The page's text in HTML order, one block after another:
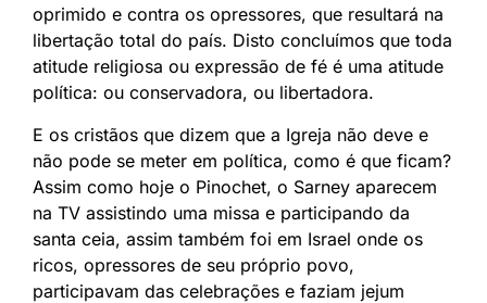
oprimido e contra os opressores, que resultará na
libertação total do país. Disto concluímos que toda
atitude religiosa ou expressão de fé é uma atitude
política: ou conservadora, ou libertadora.
E os cristãos que dizem que a Igreja não deve e
não pode se meter em política, como é que ficam?
Assim como hoje o Pinochet, o Sarney aparecem
na TV assistindo uma missa e participando da
santa ceia, assim também foi em Israel onde os
ricos, opressores de seu próprio povo,
participavam das celebrações e faziam jejum